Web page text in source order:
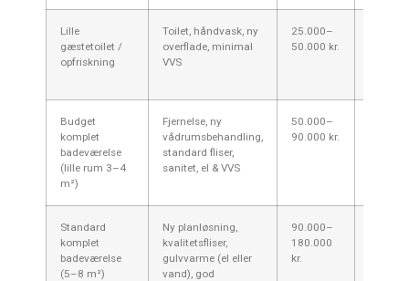
Lille
gæstetoilet /
opfriskning
Toilet, håndvask, ny
overflade, minimal
VVS
25.000–
50.000 kr.
Budget
komplet
badeværelse
(lille rum 3–4
m²)
Fjernelse, ny
vådrumsbehandling,
standard fliser,
sanitet, el & VVS
50.000–
90.000 kr.
Standard
komplet
badeværelse
(5–8 m²)
Ny planløsning,
kvalitetsfliser,
gulvvarme (el eller
vand), god
90.000–
180.000
kr.